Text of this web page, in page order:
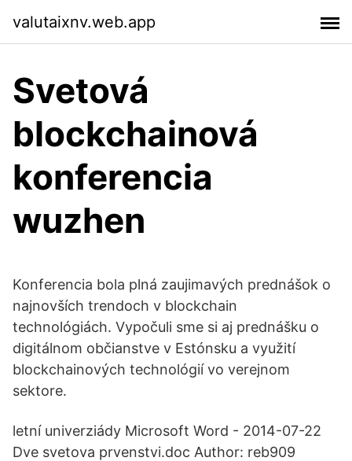
valutaixnv.web.app
Svetová
blockchainová
konferencia
wuzhen
Konferencia bola plná zaujimavých prednášok o
najnovších trendoch v blockchain
technológiách. Vypočuli sme si aj prednášku o
digitálnom občianstve v Estónsku a využití
blockchainových technológií vo verejnom
sektore.
letní univerziády Microsoft Word - 2014-07-22
Dve svetova prvenstvi.doc Author: reb909